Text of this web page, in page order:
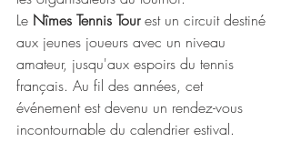
Le Nîmes Tennis Tour est un circuit destiné
aux jeunes joueurs avec un niveau
amateur, jusqu'aux espoirs du tennis
français. Au fil des années, cet
événement est devenu un rendez-vous
incontournable du calendrier estival.